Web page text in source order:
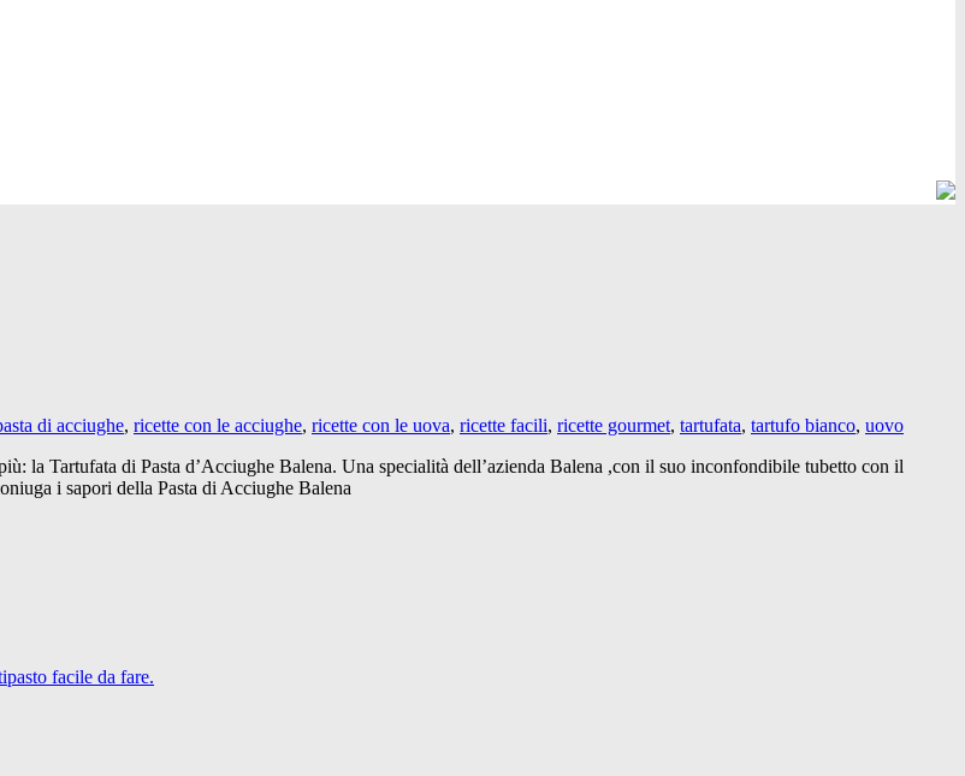
di acciughe, ricette con le acciughe, ricette con le uova, ricette facili, ricette gourmet, tartufata, tartufo bianco, uovo
la Tartufata di Pasta d’Acciughe Balena. Una specialità dell’azienda Balena ,con il suo inconfondibile tubetto con il
i sapori della Pasta di Acciughe Balena
facile da fare.